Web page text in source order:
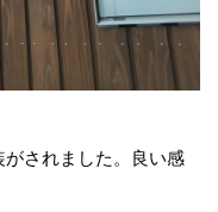
されました。良い感